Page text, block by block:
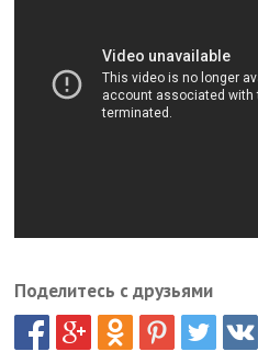
Поделитесь с друзьями